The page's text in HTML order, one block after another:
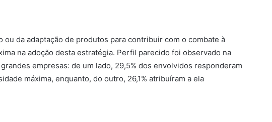
ou da adaptação de produtos para contribuir com o combate à
na adoção desta estratégia. Perfil parecido foi observado na
empresas: de um lado, 29,5% dos envolvidos responderam
máxima, enquanto, do outro, 26,1% atribuíram a ela